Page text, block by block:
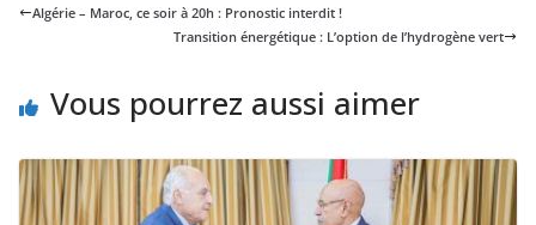
Algérie – Maroc, ce soir à 20h : Pronostic interdit !
Transition énergétique : L’option de l’hydrogène vert
Vous pourrez aussi aimer